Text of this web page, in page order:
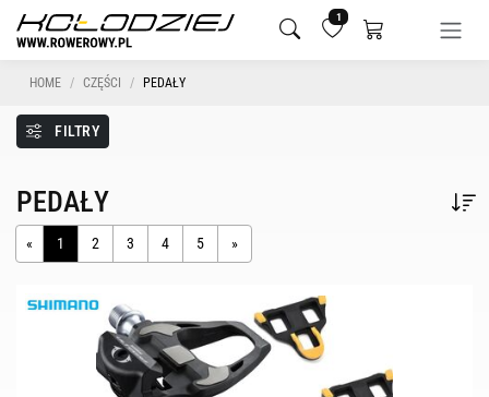
1
HOME CZĘŚCI PEDAŁY
FILTRY
PEDAŁY
« 1 2 3 4 5 »